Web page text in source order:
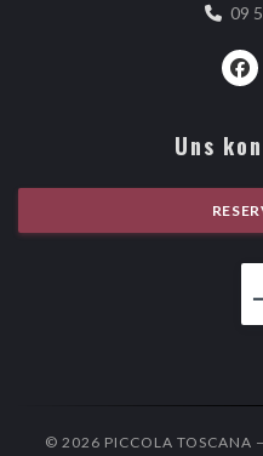
09
Uns
© 2026 PICCOLA TOSCANA